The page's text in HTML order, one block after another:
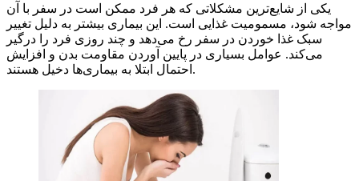
یکی از شایع‌ترین مشکلاتی که هر فرد ممکن است در سفر با آن
مواجه شود، مسمومیت غذایی است. این بیماری بیشتر به دلیل تغییر
سبک غذا خوردن در سفر رخ می‌دهد و چند روزی فرد را درگیر
می‌کند. عوامل بسیاری در پایین آوردن مقاومت بدن و افزایش
احتمال ابتلا به بیماری‌ها دخیل هستند.